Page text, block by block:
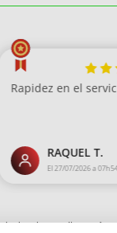
haga clic aquí